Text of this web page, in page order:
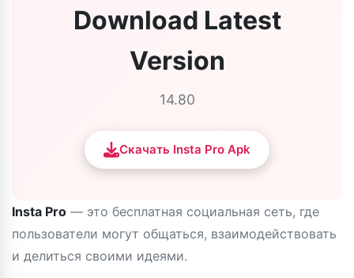
Download Latest
Version
14.80
Скачать Insta Pro Apk
Insta Pro — это бесплатная социальная сеть, где
пользователи могут общаться, взаимодействовать
и делиться своими идеями.